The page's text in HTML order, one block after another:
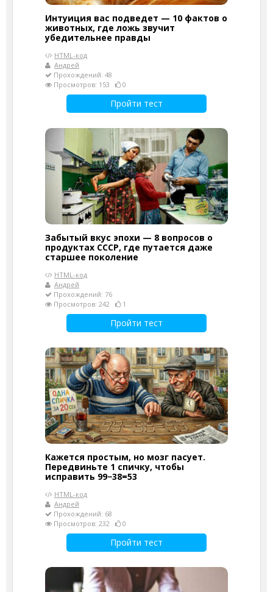
Интуиция вас подведет — 10 фактов о
животных, где ложь звучит
убедительнее правды
HTML-код
Андрей
Прохождений: 48
Просмотров: 153
0
Пройти тест
Забытый вкус эпохи — 8 вопросов о
продуктах СССР, где путается даже
старшее поколение
HTML-код
Андрей
Прохождений: 76
Просмотров: 242
1
Пройти тест
Кажется простым, но мозг пасует.
Передвиньте 1 спичку, чтобы
исправить 99−38=53
HTML-код
Андрей
Прохождений: 68
Просмотров: 232
0
Пройти тест